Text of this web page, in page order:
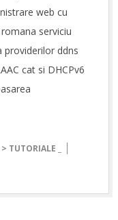
web cu
serviciu
providerilor ddns
cat si DHCPv6
> TUTORIALE _